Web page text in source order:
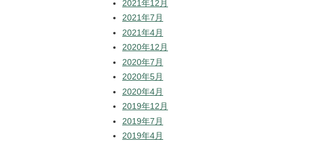
2021年12月
2021年7月
2021年4月
2020年12月
2020年7月
2020年5月
2020年4月
2019年12月
2019年7月
2019年4月